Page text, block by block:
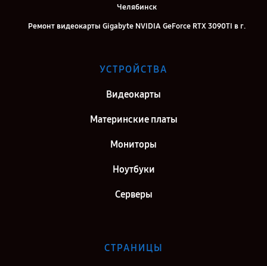
Челябинск
Ремонт видеокарты Gigabyte NVIDIA GeForce RTX 3090TI в г.
Казань
Ремонт видеокарты Gigabyte NVIDIA GeForce RTX 3090TI в г.
Ремонт видеокарты Gigabyte NVIDIA GeForce RTX 3090TI в г.
Саратов
Самара
Ремонт видеокарты Gigabyte NVIDIA GeForce RTX 3090TI в г. Киров
Ремонт видеокарты Gigabyte NVIDIA GeForce RTX 3090TI в г.
УСТРОЙСТВА
Видеокарты
Материнские платы
Мониторы
Ноутбуки
Серверы
СТРАНИЦЫ